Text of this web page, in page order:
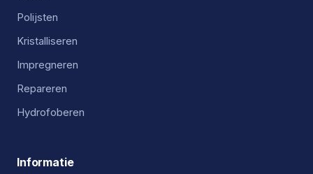
Polijsten
Kristalliseren
Impregneren
Repareren
Hydrofoberen
Informatie